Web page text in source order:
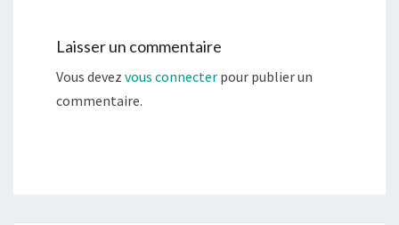
Laisser un commentaire
Vous devez vous connecter pour publier un
commentaire.